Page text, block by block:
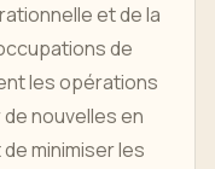
et de la
de
les opérations
nouvelles en
minimiser les